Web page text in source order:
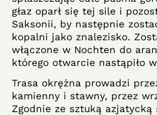
głaz oparł się tej sile i
Saksonii, by następnie
kopalni jako znalezisko.
włączone w Nochten do
którego otwarcie nastąpiło
Trasa okrężna prowadzi
kamienny i stawny, przez
Zgodnie ze sztuką azjatycką